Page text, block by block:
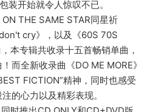
装开始就令人惊叹不已。
THE SAME STAR同星祈
cry》，以及《60S 70S
本专辑共收录十五首畅销单曲，
而全新收录曲《DO ME MORE》
FICTION”精神，同时也感受
的心力以及精彩表现。